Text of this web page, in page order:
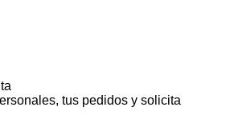
tus pedidos y solicita